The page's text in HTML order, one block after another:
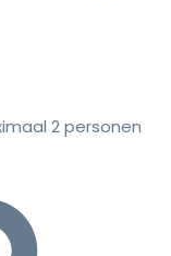
2 personen